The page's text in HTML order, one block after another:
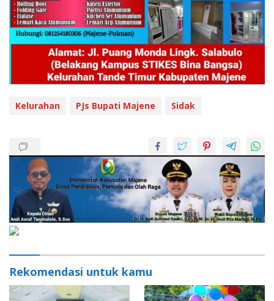
Kelurahan PJs Bupati Majene Sidak
Rekomendasi untuk kamu